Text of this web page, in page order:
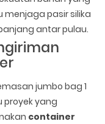
pasir silika
antar pulau.
jumbo bag 1
yang
container